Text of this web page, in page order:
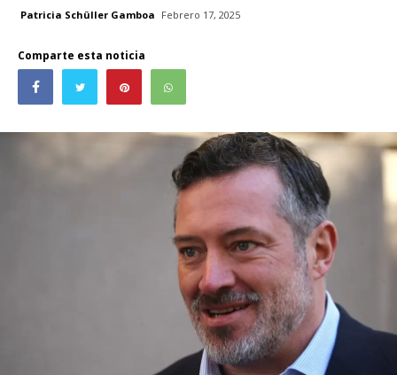
Patricia Schüller Gamboa Febrero 17, 2025
Comparte esta noticia